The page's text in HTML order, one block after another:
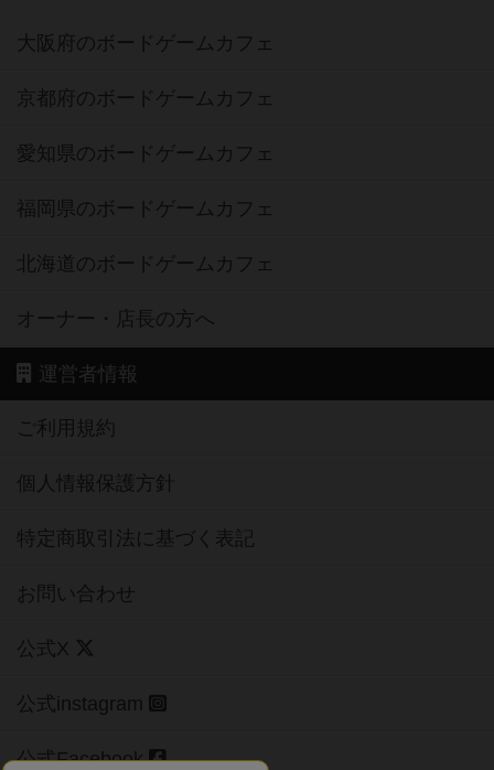
大阪府のボードゲームカフェ
京都府のボードゲームカフェ
愛知県のボードゲームカフェ
福岡県のボードゲームカフェ
北海道のボードゲームカフェ
オーナー・店長の方へ
運営者情報
ご利用規約
個人情報保護方針
特定商取引法に基づく表記
お問い合わせ
公式X
公式instagram
公式Facebook